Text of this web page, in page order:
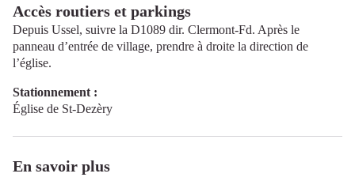
Accès routiers et parkings
Depuis Ussel, suivre la D1089 dir. Clermont-Fd. Après le
panneau d’entrée de village, prendre à droite la direction de
l’église.
Stationnement :
Église de St-Dezèry
En savoir plus